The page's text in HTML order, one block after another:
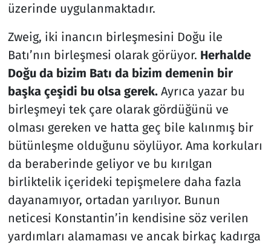
üzerinde uygulanmaktadır.
Zweig, iki inancın birleşmesini Doğu ile
Batı’nın birleşmesi olarak görüyor. Herhalde
Doğu da bizim Batı da bizim demenin bir
başka çeşidi bu olsa gerek. Ayrıca yazar bu
birleşmeyi tek çare olarak gördüğünü ve
olması gereken ve hatta geç bile kalınmış bir
bütünleşme olduğunu söylüyor. Ama korkuları
da beraberinde geliyor ve bu kırılgan
birliktelik içerideki tepişmelere daha fazla
dayanamıyor, ortadan yarılıyor. Bunun
neticesi Konstantin’in kendisine söz verilen
yardımları alamaması ve ancak birkaç kadırga